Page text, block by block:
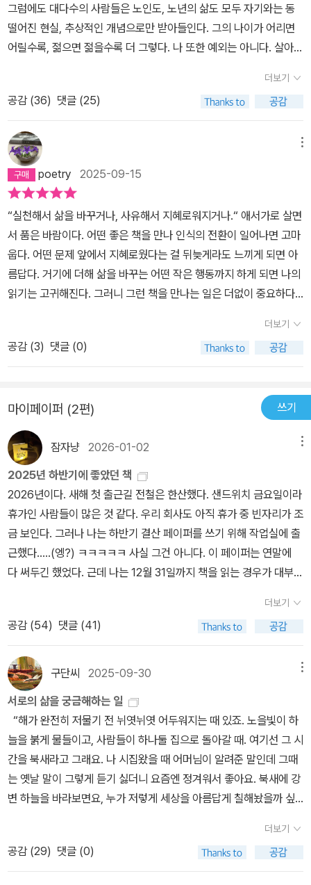
그럼에도 대다수의 사람들은 노인도, 노년의 삶도 모두 자기와는 동
떨어진 현실, 추상적인 개념으로만 받아들인다. 그의 나이가 어리면
어릴수록, 젊으면 젊을수록 더 그렇다. 나 또한 예외는 아니다. 살아온
기에 접어들었지만 그럼에도 노년의 삶은 아직 좀 먼 이야기처럼 다
가온다. 그래서일까, 평소라면, 아니 지금의 나이보다 열 살만 더 어렸
다면 노년의 삶을 다룬 책에는 눈길조차 주지 않았을 것이다.그런데
어쩌다가 <뜻밖의 우정>이라는, 삼십대 후반의 젊은이와 노인들의
우정의 기록을 담은 책을 읽게 된 것일까. 나이 든다는 것은 이런저런
것들을 잃어가는 과정이라는 생각이 들어서였으리라. 상실을 경험하
기. 그것도 거듭되는 상실을 겪는 것이라는 생각이 들어서였으리라.
그런 생각이 요즘 더 강하게 들었던 까닭은 최근에 내 둘째 고양이의
죽음을 마주했기 때문일 것이다. 그러고 보면 늙음은 사람의 생에서
만 나타나는 현상은 아니다. 여러 마리 고양이를 키우고 있지만 열 살
을 넘긴 녀석들의 얼굴을 가만 바라보노라면 고양이의 얼굴에도 몸에
도 늙음의 흔적은 뚜렷하게 드러난다. 동작이 느려지고 활동량이 줄
어들고, 혼자 있기 싫어하는 습성 등은 사람에게서나 내 늙은 고양이
에게서나 똑같이 볼 수 있는 노년의 증거이다. 내 나이 서른 즈음보다
둘째 고양이처럼 어느 날 무심히 저세상으로 가버리는 것. 그것이 모
든 생명이, 동물이 마주하는 생의 끝이라고 생각한다면 참 쓸쓸하기
짝이 없다. 그렇다고 해서 이 쓸쓸함과 허무함을 견디기가 싫어 젊은
날에 생을 접어버릴 수도 없으니, 묵묵히 저 노년으로 가는 과정을 나
또한 걸어갈 수밖에는 없겠지, 그런 생각에 이 책을 읽은 것도 같다.처
음에는 유쾌했다. 마흔이 다 된 나이에 검도를 배운 여성이 등장한다.
그 여성은 이제 일흔이다. 30여 년 전, 검도장을 찾았을 때만 하더라
도 여자가 무슨, 검도를? 얼마나 나오겠어? 무시와 경멸의 시선을 받
던 그녀는 예순일곱 살에 검도 6단을 취득했고, 여전히 검도를 하는
대단한 ‘할머니’로 늙어, 존경과 찬탄의 대상이 되었다. 그 뒤를 잇는
이 결성한 래퍼 그룹 ‘수니와 칠공주’에서 새 멤버를 뽑는단다. ‘수니
와 칠공주’의 평균 나이는 85세. 새 멤버를 뽑는 이유는 기존 래퍼의
노환으로 인한 죽음 때문이다.... 오디션은 자기소개에 이어 한글 실력
을 검증하는 받아쓰기, 랩 따라 하기, 글짓기, 가창력과 춤 실력을 보
는 애창곡 부르기와 막춤 추기 등으로 진행된다. 새 멤버가 되기 위해
고군분투하는 강정열 할머니는 과연 래퍼가 될 수 있을까?그렇게 즐
겁게 읽어나가다가 세 번째로 소개된 ‘승기’의 사연에서 아, 내 노년의
삶이 이렇지 않을까 하고 깊이 공감하게 된다. 그는 대단한 독서가이
자 영화광이다. 승기 할아버지는 저자와 가장 깊은 우정을 나누는 사
람이기도 한데, 아마도 그 수많은 책과 영화를 바탕으로 한 이야기들
이 공감과 소통의 활로를 열어주기 때문이 아닐까 싶다. 그는 최근에
인상 깊게 본 영화로 빔 벤더스의 <퍼펙트 데이즈>와 <룸 넥스트 도
어>, <존 오브 인터레스트>를 꼽는다. 이 작품들은 나 또한 인상 깊
더보기
공감 (36) 댓글 (25)
poetry 2025-09-15
“실천해서 삶을 바꾸거나, 사유해서 지혜로워지거나.“ 애서가로 살면
서 품은 바람이다. 어떤 좋은 책을 만나 인식의 전환이 일어나면 고마
웁다. 어떤 문제 앞에서 지혜로웠다는 걸 뒤늦게라도 느끼게 되면 아
름답다. 거기에 더해 삶을 바꾸는 어떤 작은 행동까지 하게 되면 나의
읽기는 고귀해진다. 그러니 그런 책을 만나는 일은 더없이 중요하다.
자주 멈췄다. 편협한 생각을 깨지면서 열리느라(44p), 감응하는 마
음이 만들어낸 눈물 찍어내느라, 노년이 된 그때에도 여전히 사랑과
우정 속에 머무르며 나답게 살 수 있을지도(255p) 모른다는 기대감
명히 달라졌고, 단절하려고 했던 인연 하나를 덕분에 심폐 소생하듯
살려볼 마음을 먹었으니까. 나와 함께 나이들어가고픈 이들은 꼭 읽
었으면 좋겠다고, 권했다. 나는 권했으나, 그들에게 가닿기는 강제였
을까. 하지만, 그 강제는 오히려 사랑의 다른 이름이다. 나를 궁금해해
야만 꺼내놓을 수 있는 사소한 이야기를 나누며 (200p)그때에도 각
자가 나답게 살아가자는, 당신과 함께 나보다 먼저 멀리 가 있을 노년
에(257p) 가닿자는 고백이니까.
더보기
공감 (3) 댓글 (0)
마이페이퍼 (2편) 쓰기
잠자냥 2026-01-02
2025년 하반기에 좋았던 책
2026년이다. 새해 첫 출근길 전철은 한산했다. 샌드위치 금요일이라
휴가인 사람들이 많은 것 같다. 우리 회사도 아직 휴가 중 빈자리가 조
금 보인다. 그러나 나는 하반기 결산 페이퍼를 쓰기 위해 작업실에 출
근했다.....(엥?) ㅋㅋㅋㅋㅋ 사실 그건 아니다. 이 페이퍼는 연말에
다 써두긴 했었다. 근데 나는 12월 31일까지 책을 읽는 경우가 대부분
같아서 이 페이퍼를 연말에 올리지는 않았다.아무튼, 예전에도 그랬
지만 한해가 가고 새해가 온다는 것, 딱히 체감 되지는 않는다. 시간은
이어지고 있으니까. 돌아보니 2025년은 딱히 좋았던 해 같지는 않
다. 커다란 상실이 있었던 해. 2025년 시작할 때만 하더라도 내가 둘
째 고양이를 잃으리라고는 생각지도 못했지... 그런데 녀석은 어느 날
갑자기 떠나버렸고, 녀석의 빈자리를 채우려고 두 녀석이나 새로 데
리고 왔고....(쿨럭) 그렇게 인생은 흐른다. 2025년에는 191권을 읽
었다. 11월에 가장 많이 읽었는데, 북적북적앱 11월에는 캐릭터가 삼
겹살이 되기도 하고(우아! 놀라워라), 와인병이 되기도 하더라. 매달
늘 식빵이 정도에서 멈췄는데 삼겹살/와인병 되니까 신기해서 캡쳐도
했었다능 ㅋㅋㅋㅋㅋㅋ2025년 하반기에 좋았던 책들....(되도록 20
25년에 출간된 책에서 골라보려고 애썼다) 상반기 리스트를 보고 싶
은 분은 클릭.문학2024년에 이어 여전히 소설을 많이 읽지 못했다.
더보기
공감 (54) 댓글 (41)
구단씨 2025-09-30
서로의 삶을 궁금해하는 일
늘을 붉게 물들이고, 사람들이 하나둘 집으로 돌아갈 때. 여기선 그 시
간을 북새라고 그래요. 나 시집왔을 때 어머님이 알려준 말인데 그때
는 옛날 말이 그렇게 듣기 싫더니 요즘엔 정겨워서 좋아요. 북새에 강
변 하늘을 바라보면요, 누가 저렇게 세상을 아름답게 칠해놨을까 싶
가고 있다. 갑작스러운 사고나 급성으로 찾아온 질병이 아니라면, 우
리는 모두 노년의 시간을 거치며 죽음과 가까워진다. 태어나서 죽는
순간까지, 그 사이에 무슨 일을 만나는 게 아니면 시간의 흐름에 맡겨
더보기
공감 (29) 댓글 (0)